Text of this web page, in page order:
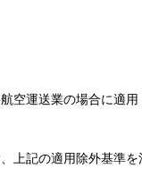
空運送業の場合に適用
上記の適用除外基準